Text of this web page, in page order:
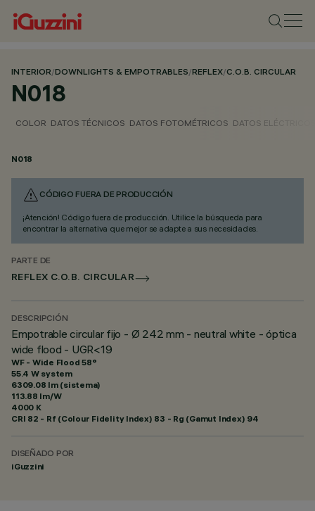
INTERIOR/DOWNLIGHTS & EMPOTRABLES/REFLEX/C.O.B. CIRCULAR
N018
COLOR DATOS TÉCNICOS DATOS FOTOMÉTRICOS DATOS
N018
CÓDIGO FUERA DE PRODUCCIÓN
¡Atención! Código fuera de producción. Utilice la búsqueda para
encontrar la alternativa que mejor se adapte a sus necesidades.
PARTE DE
REFLEX C.O.B. CIRCULAR
DESCRIPCIÓN
Empotrable circular fijo - Ø 242 mm - neutral white - óptica
wide flood - UGR<19
WF - Wide Flood 58°
55.4 W system
6309.08 lm (sistema)
113.88 lm/W
4000 K
CRI 82 - Rf (Colour Fidelity Index) 83 - Rg (Gamut Index) 94
DISEÑADO POR
iGuzzini